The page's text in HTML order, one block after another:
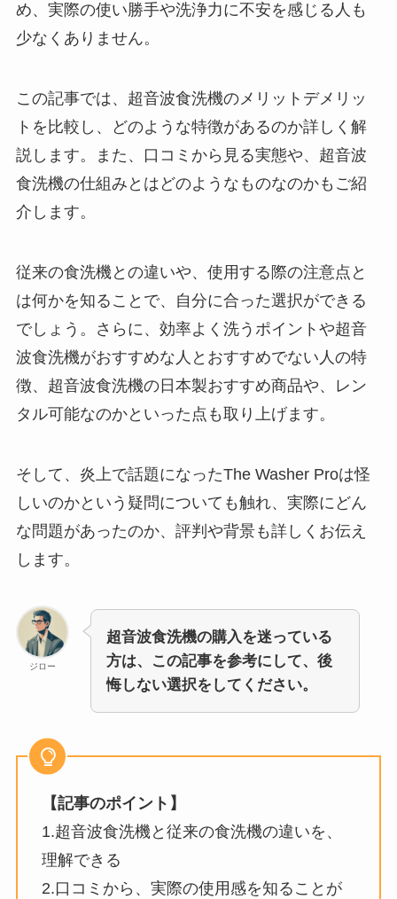
め、実際の使い勝手や洗浄力に不安を感じる人も
少なくありません。
この記事では、超音波食洗機のメリットデメリッ
トを比較し、どのような特徴があるのか詳しく解
説します。また、口コミから見る実態や、超音波
食洗機の仕組みとはどのようなものなのかもご紹
介します。
従来の食洗機との違いや、使用する際の注意点と
は何かを知ることで、自分に合った選択ができる
でしょう。さらに、効率よく洗うポイントや超音
波食洗機がおすすめな人とおすすめでない人の特
徴、超音波食洗機の日本製おすすめ商品や、レン
タル可能なのかといった点も取り上げます。
そして、炎上で話題になったThe Washer Proは怪
しいのかという疑問についても触れ、実際にどん
な問題があったのか、評判や背景も詳しくお伝え
します。
ジロー
超音波食洗機の購入を迷っている
方は、この記事を参考にして、後
悔しない選択をしてください。
【記事のポイント】
1.超音波食洗機と従来の食洗機の違いを、
理解できる
2.口コミから、実際の使用感を知ることが